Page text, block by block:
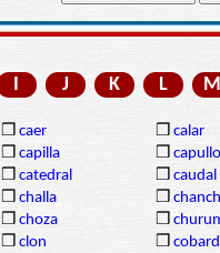
I J K L M
❒ caer ❒ calar
❒ capilla ❒ capullo
❒ catedral ❒ caudal
❒ challa ❒
❒ choza ❒
❒ clon ❒